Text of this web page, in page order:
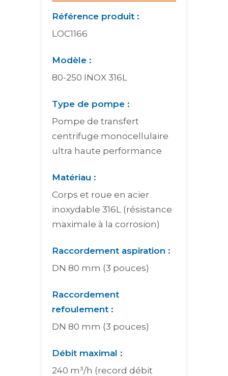
Référence produit :
LOC1166
Modèle :
80-250 INOX 316L
Type de pompe :
Pompe de transfert
centrifuge monocellulaire
ultra haute performance
Matériau :
Corps et roue en acier
inoxydable 316L (résistance
maximale à la corrosion)
Raccordement aspiration :
DN 80 mm (3 pouces)
Raccordement
refoulement :
DN 80 mm (3 pouces)
Débit maximal :
240 m³/h (record débit